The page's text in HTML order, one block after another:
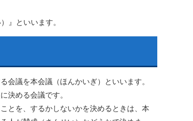
』といいます。
会議を本会議（ほんかいぎ）といいます。
決める会議です。
とを、するかしないかを決めるときは、本